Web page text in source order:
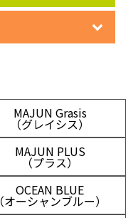
MAJUN Grasis
（グレイシス）
MAJUN PLUS
（プラス）
OCEAN BLUE
（オーシャンブルー）